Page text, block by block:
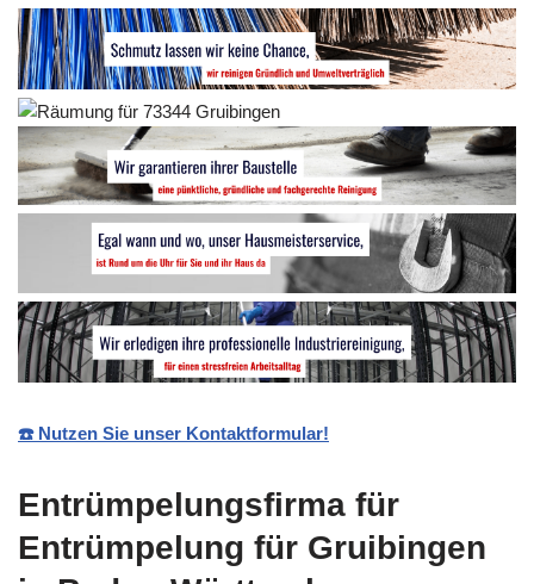
☎️ Nutzen Sie unser Kontaktformular!
Entrümpelungsfirma für
Entrümpelung für Gruibingen